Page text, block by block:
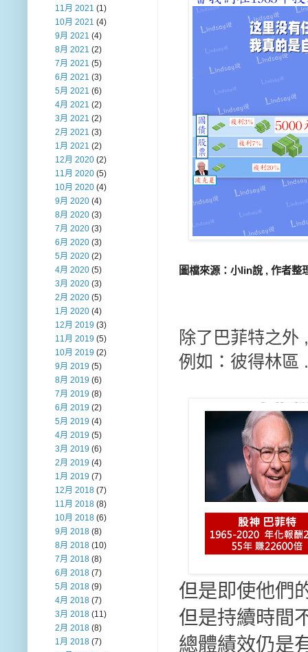
圖檔來源：小lin說 , 作者整
除了巴菲特之外
例如：彼得林區
但是即使他們
但是持續時間
總體績效仍是
11月 2021 (1)
10月 2021 (4)
9月 2021 (4)
8月 2021 (2)
7月 2021 (5)
6月 2021 (3)
5月 2021 (6)
4月 2021 (2)
3月 2021 (2)
2月 2021 (3)
1月 2021 (2)
12月 2020 (2)
11月 2020 (5)
10月 2020 (4)
9月 2020 (4)
8月 2020 (3)
7月 2020 (3)
6月 2020 (3)
5月 2020 (2)
4月 2020 (5)
3月 2020 (3)
2月 2020 (5)
1月 2020 (4)
12月 2019 (3)
11月 2019 (5)
10月 2019 (2)
9月 2019 (5)
8月 2019 (6)
7月 2019 (8)
6月 2019 (2)
5月 2019 (4)
4月 2019 (5)
3月 2019 (6)
2月 2019 (4)
1月 2019 (7)
12月 2018 (7)
11月 2018 (8)
10月 2018 (6)
9月 2018 (8)
8月 2018 (10)
7月 2018 (8)
6月 2018 (7)
5月 2018 (9)
4月 2018 (7)
3月 2018 (11)
2月 2018 (8)
1月 2018 (7)